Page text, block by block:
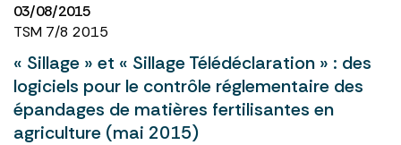
03/08/2015
TSM 7/8 2015
« Sillage » et « Sillage Télédéclaration » : des
logiciels pour le contrôle réglementaire des
épandages de matières fertilisantes en
agriculture (mai 2015)